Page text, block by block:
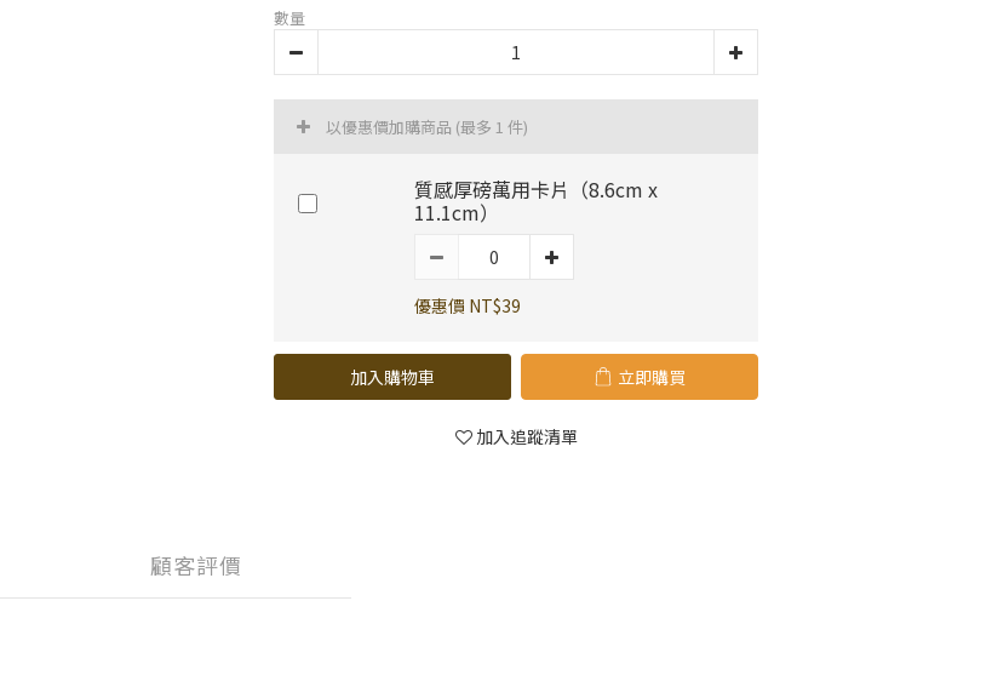
數量
以優惠價加購商品 (最多 1 件)
質感厚磅萬用卡片（8.6cm x
11.1cm）
優惠價 NT$39
加入購物車 立即購買
加入追蹤清單
顧客評價